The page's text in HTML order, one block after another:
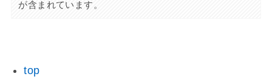
が含まれています。
top